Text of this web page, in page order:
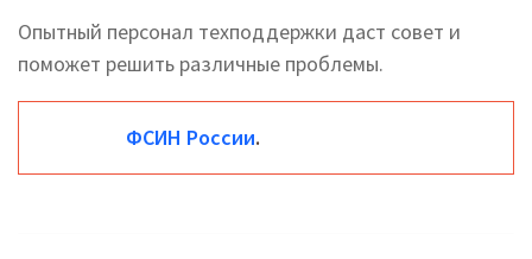
Опытный персонал техподдержки даст совет и
поможет решить различные проблемы.
ФСИН России.